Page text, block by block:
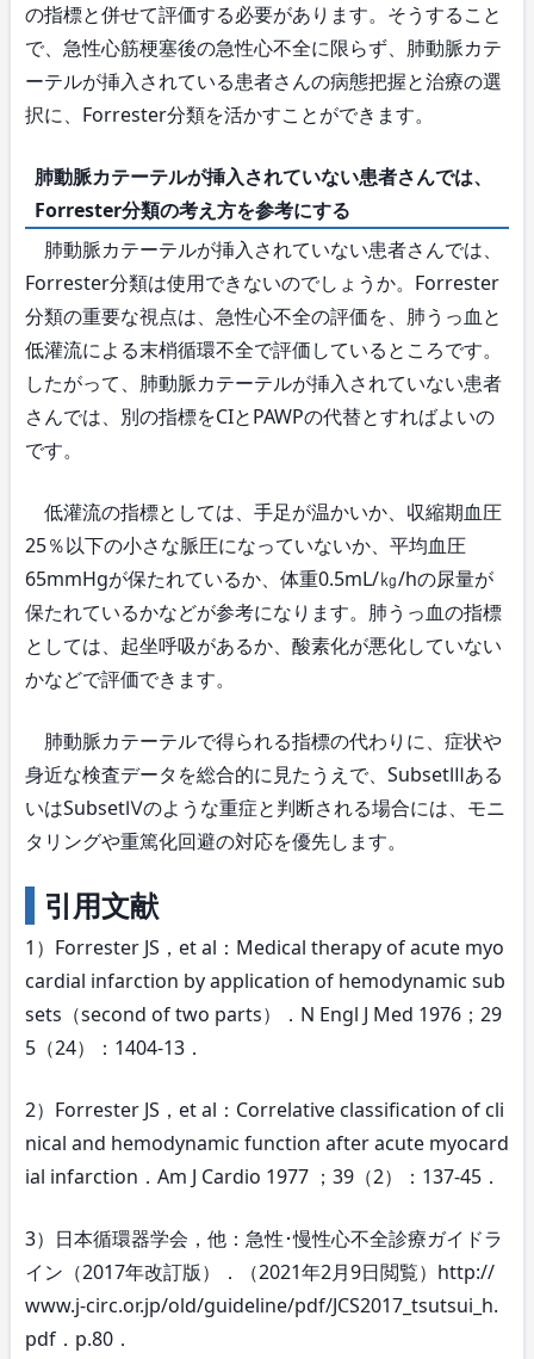
の指標と併せて評価する必要があります。そうすること
で、急性心筋梗塞後の急性心不全に限らず、肺動脈カテ
ーテルが挿入されている患者さんの病態把握と治療の選
択に、Forrester分類を活かすことができます。
肺動脈カテーテルが挿入されていない患者さんでは、
Forrester分類の考え方を参考にする
肺動脈カテーテルが挿入されていない患者さんでは、
Forrester分類は使用できないのでしょうか。Forrester
分類の重要な視点は、急性心不全の評価を、肺うっ血と
低灌流による末梢循環不全で評価しているところです。
したがって、肺動脈カテーテルが挿入されていない患者
さんでは、別の指標をCIとPAWPの代替とすればよいの
です。
低灌流の指標としては、手足が温かいか、収縮期血圧
25％以下の小さな脈圧になっていないか、平均血圧
65mmHgが保たれているか、体重0.5mL/㎏/hの尿量が
保たれているかなどが参考になります。肺うっ血の指標
としては、起坐呼吸があるか、酸素化が悪化していない
かなどで評価できます。
肺動脈カテーテルで得られる指標の代わりに、症状や
身近な検査データを総合的に見たうえで、SubsetⅢある
いはSubsetⅣのような重症と判断される場合には、モニ
タリングや重篤化回避の対応を優先します。
引用文献
1）Forrester JS，et al：Medical therapy of acute myo
cardial infarction by application of hemodynamic sub
sets（second of two parts）．N Engl J Med 1976；29
5（24）：1404-13．
2）Forrester JS，et al：Correlative classification of cli
nical and hemodynamic function after acute myocard
ial infarction．Am J Cardio 1977 ；39（2）：137-45．
3）日本循環器学会，他：急性･慢性心不全診療ガイドラ
イン（2017年改訂版）．（2021年2月9日閲覧）http://
www.j-circ.or.jp/old/guideline/pdf/JCS2017_tsutsui_h.
pdf．p.80．